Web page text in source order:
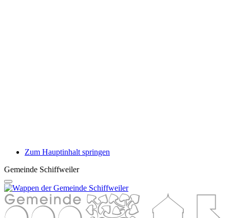
Zum Hauptinhalt springen
Gemeinde Schiffweiler